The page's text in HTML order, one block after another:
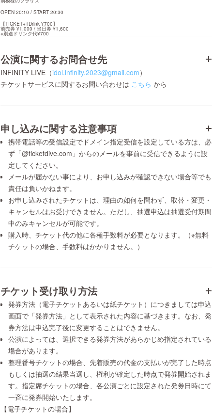
OPEN 20:10 / START 20:30
【TICKET+1Drink ¥700】
前売券 ¥1,000 / 当日券 ¥1,600
※別途ドリンク代¥700
公演に関するお問合せ先
INFINITY LIVE（idol.infinity.2023@gmail.com）
チケットサービスに関するお問い合わせは こちら から
申し込みに関する注意事項
携帯電話等の受信設定でドメイン指定受信を設定している方は、必
ず「@ticketdive.com」からのメールを事前に受信できるように設
定してください。
メールが届かない事により、お申し込みが確認できない場合等でも
責任は負いかねます。
お申し込みされたチケットは、理由の如何を問わず、取替・変更・
キャンセルはお受けできません。ただし、抽選申込は抽選受付期間
中のみキャンセルが可能です。
購入時、チケット代の他に各種手数料が必要となります。（※無料
チケットの場合、手数料はかかりません。）
チケット受け取り方法
発券方法（電子チケットあるいは紙チケット）につきましては申込
画面で「発券方法」として表示された内容に基づきます。なお、発
券方法は申込完了後に変更することはできません。
公演によっては、選択できる発券方法があらかじめ指定されている
場合があります。
整理番号チケットの場合、先着販売の代金の支払いが完了した時点
もしくは抽選の結果当選し、権利が確定した時点で発券開始されま
す。指定席チケットの場合、各公演ごとに設定された発券日時にて
一斉に発券開始いたします。
【電子チケットの場合】